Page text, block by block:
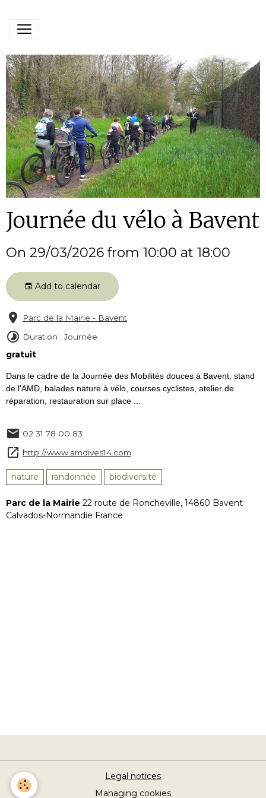
Journée du vélo à Bavent
On 29/03/2026 from 10:00 at 18:00
Add to calendar
Parc de la Mairie - Bavent
Duration : Journée
gratuit
Dans le cadre de la Journée des Mobilités douces à Bavent, stand
de l'AMD, balades nature à vélo, courses cyclistes, atelier de
réparation, restauration sur place ...
02 31 78 00 83
http://www.amdives14.com
nature randonnée biodiversité
Parc de la Mairie 22 route de Roncheville, 14860 Bavent
Calvados-Normandie France
Legal notices
Managing cookies